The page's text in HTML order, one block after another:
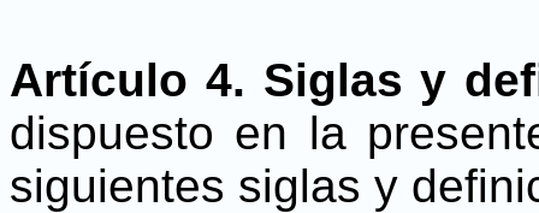
Artículo 4. Siglas y
dispuesto en la
siguientes siglas y